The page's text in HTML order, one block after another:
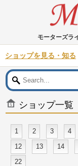
モーターズラ
ショップを見る・知る
ショップ一覧
1 2 3 4
12
13 14
22